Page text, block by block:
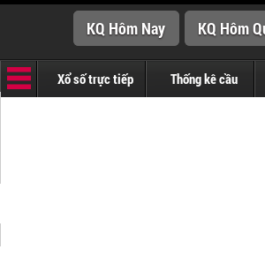
Xổ số trực tiếp Thống kê cầu